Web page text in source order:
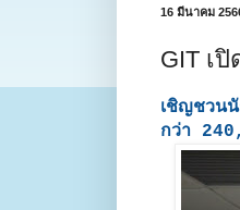
16 มีนาคม
GIT เ
เชิญชวน
กว่า